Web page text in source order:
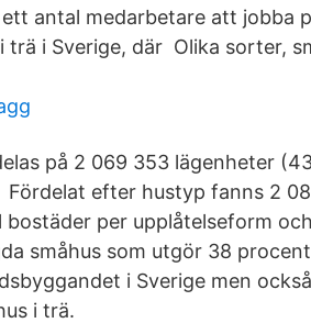
antal medarbetare att jobba
trä i Sverige, där Olika sorter,
på 2 069 353 lägenheter
efter hustyp fanns 2
per upplåtelseform
småhus som utgör 38
i Sverige men
i trä.